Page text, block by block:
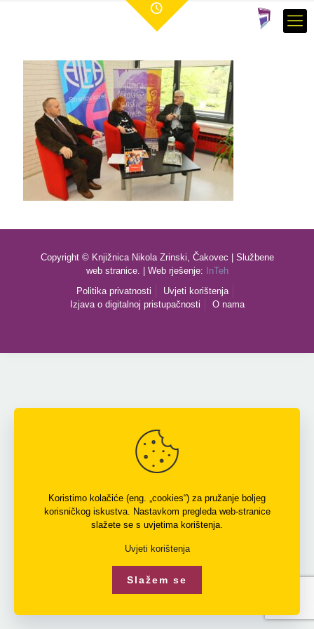
Copyright © Knjižnica Nikola Zrinski, Čakovec | Službene
web stranice. | Web rješenje:
InTeh
Politika privatnosti
Uvjeti korištenja
Izjava o digitalnoj pristupačnosti
O nama
Koristimo kolačiće (eng. „cookies“) za pružanje boljeg
korisničkog iskustva. Nastavkom pregleda web-stranice
slažete se s uvjetima korištenja.
Uvjeti korištenja
Slažem se